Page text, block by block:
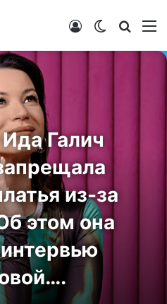
Switch skin
Войти
Галич
из-за
этом она